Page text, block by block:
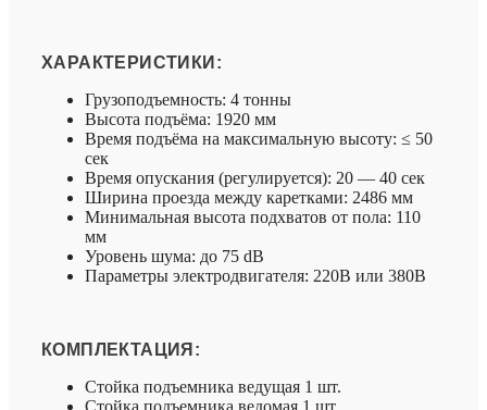
ХАРАКТЕРИСТИКИ:
Грузоподъемность: 4 тонны
Высота подъёма: 1920 мм
Время подъёма на максимальную высоту: ≤ 50
сек
Время опускания (регулируется): 20 — 40 сек
Ширина проезда между каретками: 2486 мм
Минимальная высота подхватов от пола: 110
мм
Уровень шума: до 75 dB
Параметры электродвигателя: 220В или 380В
КОМПЛЕКТАЦИЯ:
Стойка подъемника ведущая 1 шт.